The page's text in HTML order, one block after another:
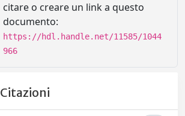
citare o creare un link a questo
documento:
https://hdl.handle.net/11585/1044
966
Citazioni